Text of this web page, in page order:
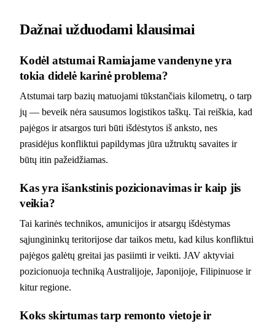
Dažnai užduodami klausimai
Kodėl atstumai Ramiajame vandenyne yra
tokia didelė karinė problema?
Atstumai tarp bazių matuojami tūkstančiais kilometrų, o tarp
jų — beveik nėra sausumos logistikos taškų. Tai reiškia, kad
pajėgos ir atsargos turi būti išdėstytos iš anksto, nes
prasidėjus konfliktui papildymas jūra užtruktų savaites ir
būtų itin pažeidžiamas.
Kas yra išankstinis pozicionavimas ir kaip jis
veikia?
Tai karinės technikos, amunicijos ir atsargų išdėstymas
sąjungininkų teritorijose dar taikos metu, kad kilus konfliktui
pajėgos galėtų greitai jas pasiimti ir veikti. JAV aktyviai
pozicionuoja techniką Australijoje, Japonijoje, Filipinuose ir
kitur regione.
Koks skirtumas tarp remonto vietoje ir